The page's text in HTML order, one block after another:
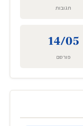
תגובות
14/05
פורסם